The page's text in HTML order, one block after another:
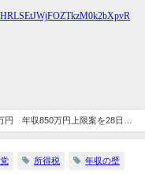
円 年収850万円上限案を28日に
所得税 年収の壁